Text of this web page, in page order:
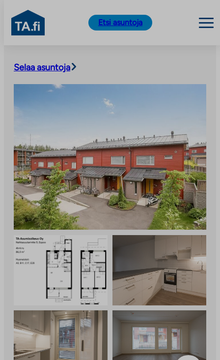
sisältöön
TA.fi
Etsi asuntoja
Selaa asuntoja